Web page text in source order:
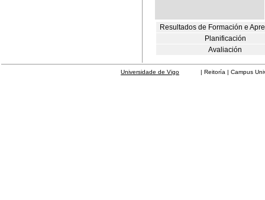
Resultados de Formación e
Planificación
Avaliación
Universidade de Vigo | Reitoría | Campus